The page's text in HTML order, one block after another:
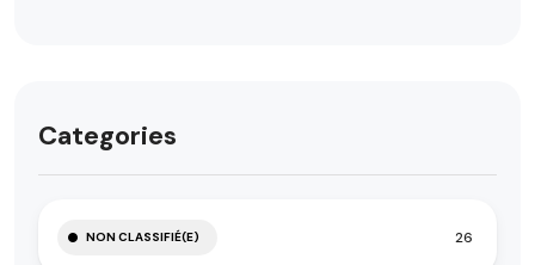
Categories
NON CLASSIFIÉ(E) 26